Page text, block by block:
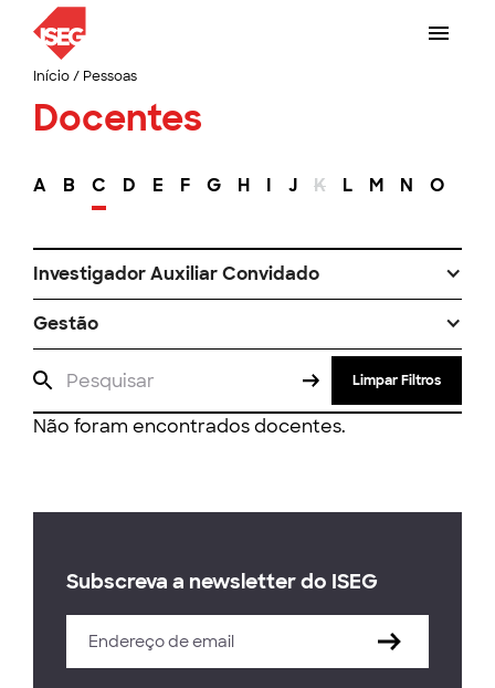
Início/ Pessoas
Docentes
A B C D E F G H I J K L M N O
Investigador Auxiliar Convidado
Gestão
Limpar Filtros
Não foram encontrados docentes.
Subscreva a newsletter do ISEG